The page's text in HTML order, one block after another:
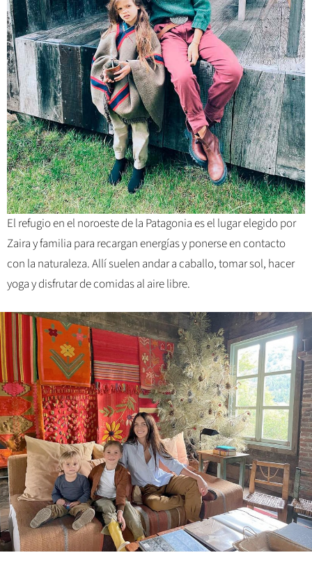
El refugio en el noroeste de la Patagonia es el lugar elegido por
Zaira y familia para recargan energías y ponerse en contacto
con la naturaleza. Allí suelen andar a caballo, tomar sol, hacer
yoga y disfrutar de comidas al aire libre.